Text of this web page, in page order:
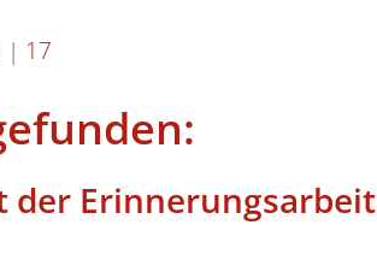
| 17
der Erinnerungsarbeit